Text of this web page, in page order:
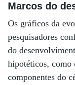
Marcos do
Os gráficos da
pesquisadores
do
hipotéticos, como
componentes do